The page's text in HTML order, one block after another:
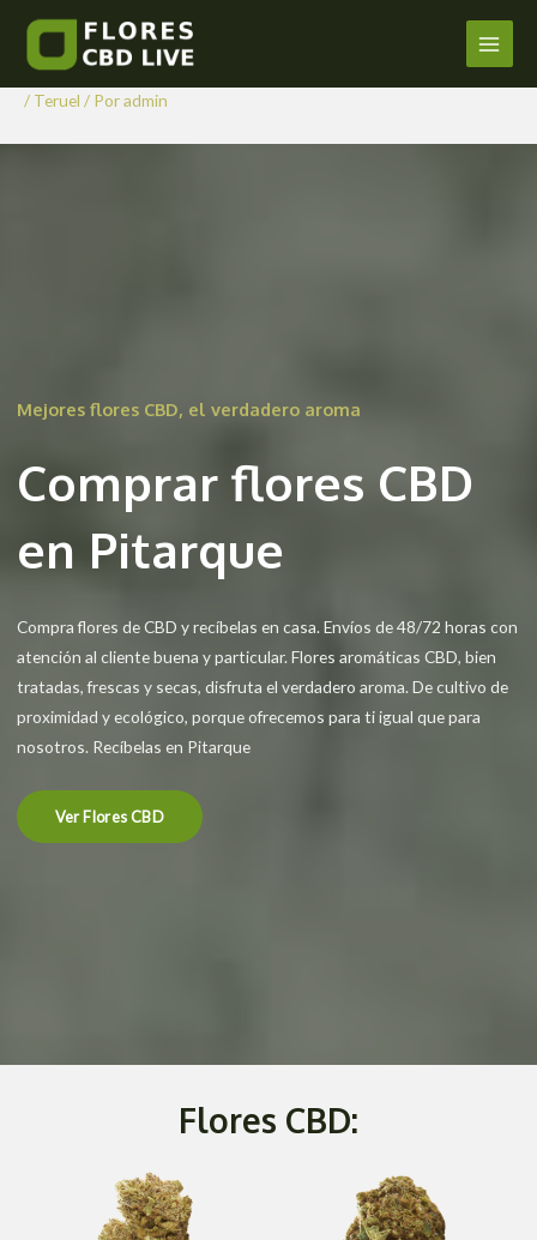
contenido
Main
Comprar Flores CBD en
Pitarque
/ Teruel / Poradmin
Mejores flores CBD, el verdadero aroma
Comprar flores CBD
en Pitarque
Compra flores de CBD y recíbelas en casa. Envíos de 48/72 horas con
atención al cliente buena y particular. Flores aromáticas CBD, bien
tratadas, frescas y secas, disfruta el verdadero aroma. De cultivo de
proximidad y ecológico, porque ofrecemos para ti igual que para
nosotros. Recíbelas en Pitarque
Ver Flores CBD
Flores CBD: